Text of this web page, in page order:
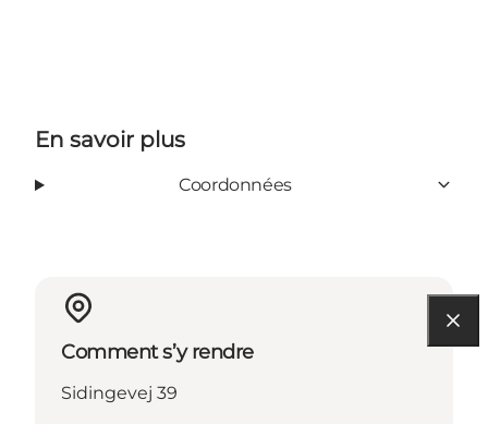
En savoir plus
Coordonnées
Comment s’y rendre
Sidingevej 39